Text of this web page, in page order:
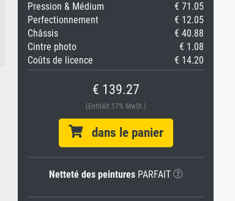
Pression & Médium
€ 71.05
Perfectionnement
€ 12.05
Châssis
€ 40.88
Cintre photo
€ 1.08
Coûts de licence
€ 14.20
€ 139.27
(Enthält 17% MwSt.)
dans le panier
Netteté des peinturesPARFAIT